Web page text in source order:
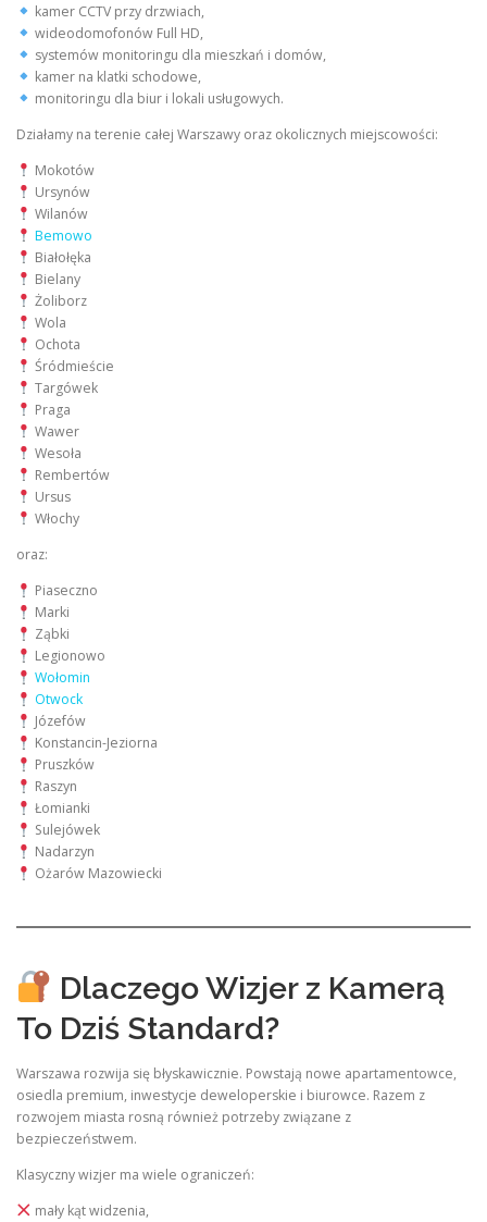
kamer CCTV przy drzwiach,
wideodomofonów Full HD,
systemów monitoringu dla mieszkań i domów,
kamer na klatki schodowe,
monitoringu dla biur i lokali usługowych.
Działamy na terenie całej Warszawy oraz okolicznych miejscowości:
Mokotów
Ursynów
Wilanów
Bemowo
Białołęka
Bielany
Żoliborz
Wola
Ochota
Śródmieście
Targówek
Praga
Wawer
Wesoła
Rembertów
Ursus
Włochy
oraz:
Piaseczno
Marki
Ząbki
Legionowo
Wołomin
Otwock
Józefów
Konstancin-Jeziorna
Pruszków
Raszyn
Łomianki
Sulejówek
Nadarzyn
Ożarów Mazowiecki
Dlaczego Wizjer z Kamerą
To Dziś Standard?
Warszawa rozwija się błyskawicznie. Powstają nowe apartamentowce,
osiedla premium, inwestycje deweloperskie i biurowce. Razem z
rozwojem miasta rosną również potrzeby związane z
bezpieczeństwem.
Klasyczny wizjer ma wiele ograniczeń:
mały kąt widzenia,